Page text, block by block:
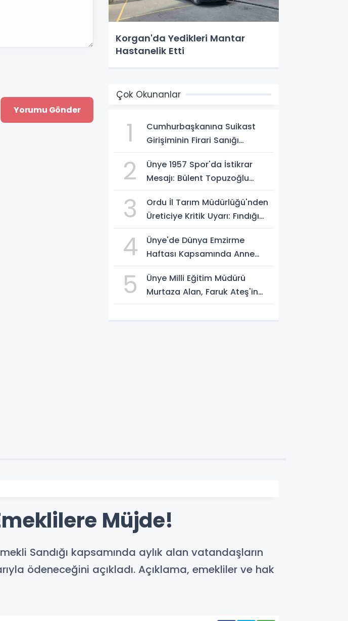
Korgan'da Yedikleri Mantar
Hastanelik Etti
Çok Okunanlar
1
Cumhurbaşkanına Suikast
Girişiminin Firari Sanığı
2
Ünye 1957 Spor'da İstikrar
Mesajı: Bülent Topuzoğlu
3
Ordu İl Tarım Müdürlüğü'nden
Üreticiye Kritik Uyarı: Fındığı
4
Ünye'de Dünya Emzirme
Haftası Kapsamında Anne
5
Ünye Milli Eğitim Müdürü
Murtaza Alan, Faruk Ateş'in
Müjde!
Sandığı kapsamında aylık alan vatandaşların
ödeneceğini açıkladı. Açıklama, emekliler ve hak